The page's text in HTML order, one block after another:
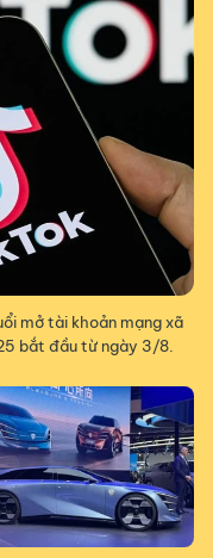
mở tài khoản mạng xã
bắt đầu từ ngày 3/8.